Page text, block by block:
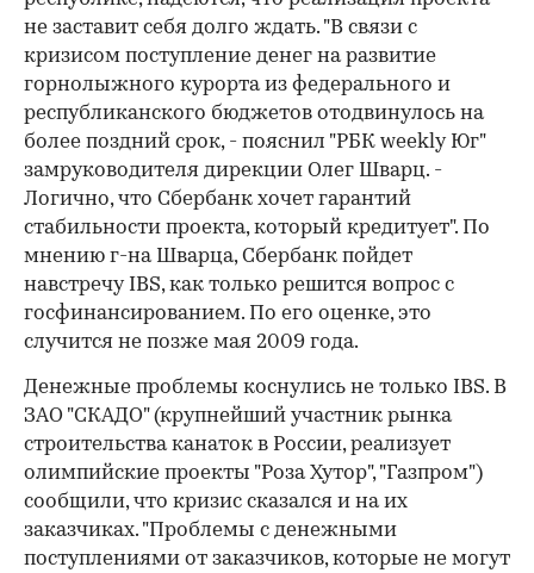
не заставит себя долго ждать. "В связи с
кризисом поступление денег на развитие
горнолыжного курорта из федерального и
республиканского бюджетов отодвинулось на
более поздний срок, - пояснил "РБК weekly Юг"
замруководителя дирекции Олег Шварц. -
Логично, что Сбербанк хочет гарантий
стабильности проекта, который кредитует". По
мнению г-на Шварца, Сбербанк пойдет
навстречу IBS, как только решится вопрос с
госфинансированием. По его оценке, это
случится не позже мая 2009 года.
Денежные проблемы коснулись не только IBS. В
ЗАО "СКАДО" (крупнейший участник рынка
строительства канаток в России, реализует
олимпийские проекты "Роза Хутор", "Газпром")
сообщили, что кризис сказался и на их
заказчиках. "Проблемы с денежными
поступлениями от заказчиков, которые не могут